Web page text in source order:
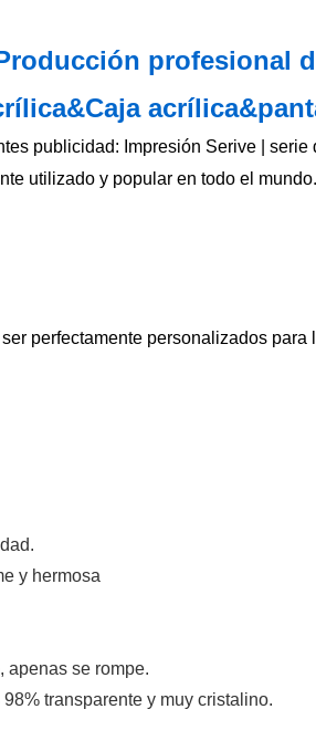
profesional
acrílica&
publicidad: Impresión Serive |
utilizado y popular en todo el mundo.
perfectamente personalizados
y hermosa
apenas se rompe.
transparente y muy cristalino.